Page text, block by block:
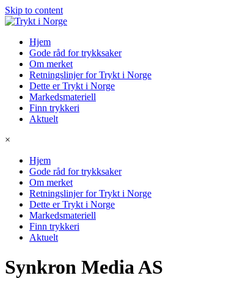
Skip to content
Hjem
Gode råd for trykksaker
Om merket
Retningslinjer for Trykt i Norge
Dette er Trykt i Norge
Markedsmateriell
Finn trykkeri
Aktuelt
×
Hjem
Gode råd for trykksaker
Om merket
Retningslinjer for Trykt i Norge
Dette er Trykt i Norge
Markedsmateriell
Finn trykkeri
Aktuelt
Synkron Media AS